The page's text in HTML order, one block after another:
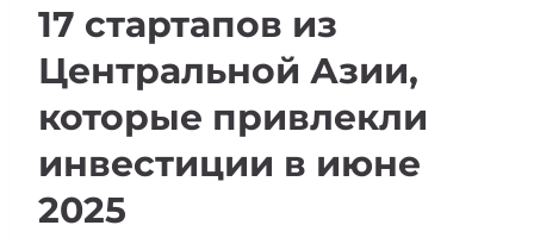
17 стартапов из
Центральной Азии,
которые привлекли
инвестиции в июне
2025